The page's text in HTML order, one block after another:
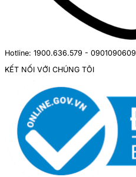
Hotline: 1900.636.579 - 0901090609
KẾT NỐI VỚI CHÚNG TÔI